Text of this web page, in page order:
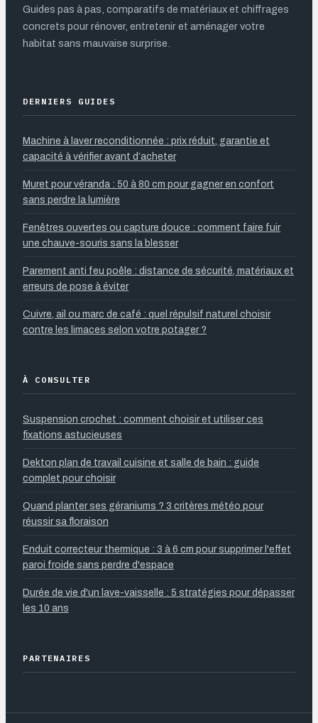
Guides pas à pas, comparatifs de matériaux et chiffrages
concrets pour rénover, entretenir et aménager votre
habitat sans mauvaise surprise.
DERNIERS GUIDES
Machine à laver reconditionnée : prix réduit, garantie et
capacité à vérifier avant d’acheter
Muret pour véranda : 50 à 80 cm pour gagner en confort
sans perdre la lumière
Fenêtres ouvertes ou capture douce : comment faire fuir
une chauve-souris sans la blesser
Parement anti feu poêle : distance de sécurité, matériaux et
erreurs de pose à éviter
Cuivre, ail ou marc de café : quel répulsif naturel choisir
contre les limaces selon votre potager ?
À CONSULTER
Suspension crochet : comment choisir et utiliser ces
fixations astucieuses
Dekton plan de travail cuisine et salle de bain : guide
complet pour choisir
Quand planter ses géraniums ? 3 critères météo pour
réussir sa floraison
Enduit correcteur thermique : 3 à 6 cm pour supprimer l'effet
paroi froide sans perdre d'espace
Durée de vie d'un lave-vaisselle : 5 stratégies pour dépasser
les 10 ans
PARTENAIRES